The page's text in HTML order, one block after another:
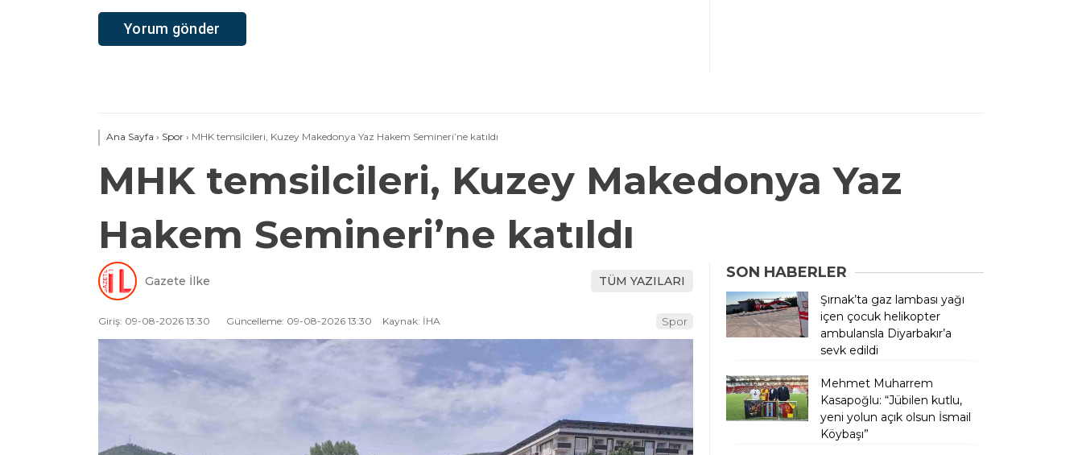
Ana Sayfa › Spor › MHK temsilcileri, Kuzey Makedonya Yaz Hakem Semineri’ne katıldı
MHK temsilcileri, Kuzey Makedonya Yaz
Hakem Semineri’ne katıldı
Gazete İlke TÜM YAZILARI
Giriş: 09-08-2026 13:30 Güncelleme: 09-08-2026 13:30 Kaynak: İHA Spor
SON HABERLER
Şırnak’ta gaz lambası yağı
içen çocuk helikopter
ambulansla Diyarbakır’a
sevk edildi
Mehmet Muharrem
Kasapoğlu: “Jübilen kutlu,
yeni yolun açık olsun İsmail
Köybaşı”